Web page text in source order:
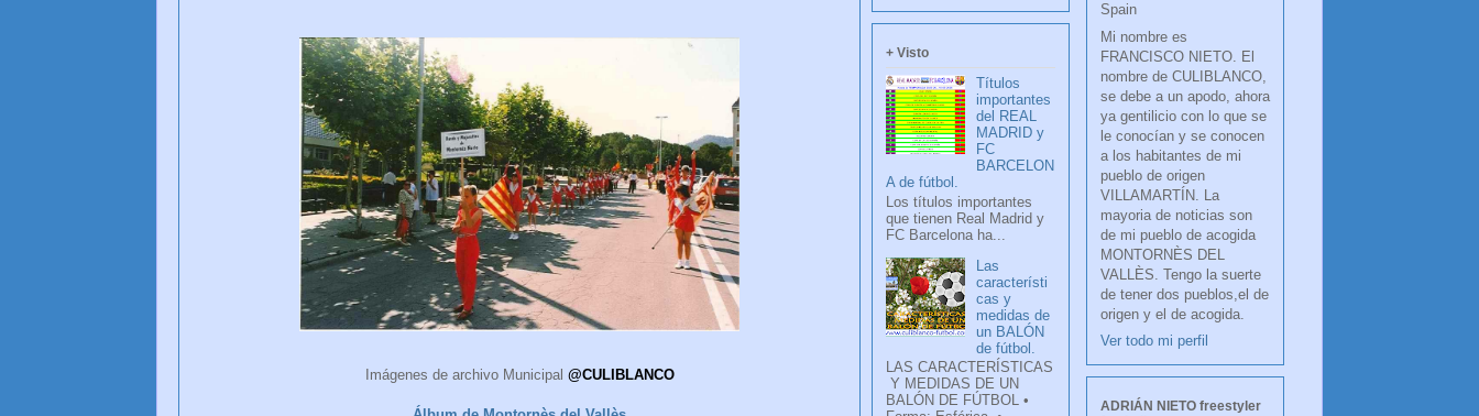
Imágenes de archivo Municipal @CULIBLANCO
+ Visto
Títulos
importantes
del REAL
MADRID y
FC
BARCELON
A de fútbol.
Los títulos importantes
que tienen Real Madrid y
FC Barcelona ha...
Las
característi
cas y
medidas de
un BALÓN
de fútbol.
LAS CARACTERÍSTICAS
Y MEDIDAS DE UN
BALÓN DE FÚTBOL •
Spain
Mi nombre es
FRANCISCO NIETO. El
nombre de CULIBLANCO,
se debe a un apodo, ahora
ya gentilicio con lo que se
le conocían y se conocen
a los habitantes de mi
pueblo de origen
VILLAMARTÍN. La
mayoria de noticias son
de mi pueblo de acogida
MONTORNÈS DEL
VALLÈS. Tengo la suerte
de tener dos pueblos,el de
origen y el de acogida.
Ver todo mi perfil
ADRIÁN NIETO freestyler